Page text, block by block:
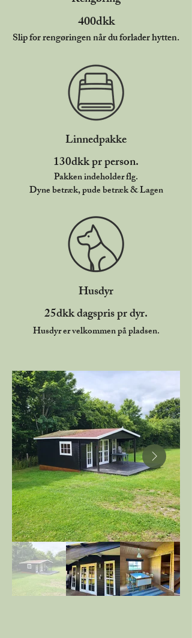
400dkk
Slip for rengøringen når du forlader hytten.
Linnedpakke
130dkk pr person.
Pakken indeholder flg.
Dyne betræk, pude betræk & Lagen
Husdyr
25dkk dagspris pr dyr.
Husdyr er velkommen på pladsen.